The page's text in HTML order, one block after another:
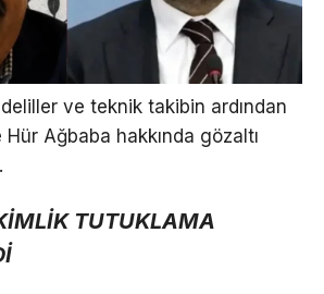
ve teknik takibin ardından
Ağbaba hakkında gözaltı
TUTUKLAMA